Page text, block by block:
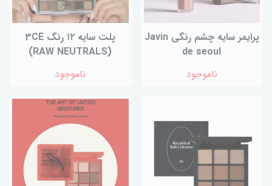
پرایمر سایه چشم رنگی Javin
de seoul
ناموجود
پلت سایه ۱۲ رنگ 3CE
(RAW NEUTRALS)
ناموجود